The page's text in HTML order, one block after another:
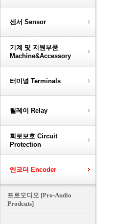
센서 Sensor
기계 및 지원부품
Machine&Accessory
터미널 Terminals
릴레이 Relay
회로보호 Circuit
Protection
엔코더 Encoder
프로오디오 [Pro-Audio
Prodcuts]